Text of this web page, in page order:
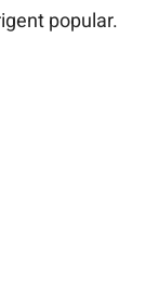
popular.